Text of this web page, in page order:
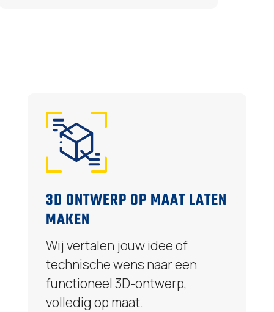
3D ONTWERP OP MAAT LATEN
MAKEN
Wij vertalen jouw idee of
technische wens naar een
functioneel 3D-ontwerp,
volledig op maat.